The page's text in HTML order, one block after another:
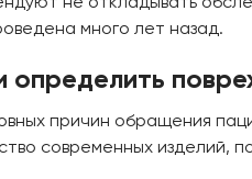
много лет назад.
определить
причин обращения
современных изделий,